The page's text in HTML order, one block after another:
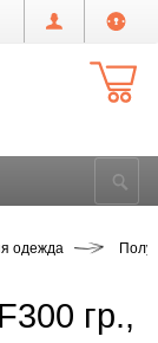
одежда
гр.,